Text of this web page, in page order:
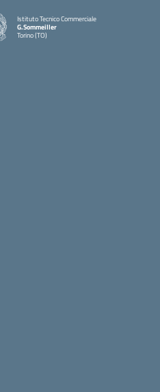
Istituto Tecnico Commerciale
G.Sommeiller
Torino (TO)